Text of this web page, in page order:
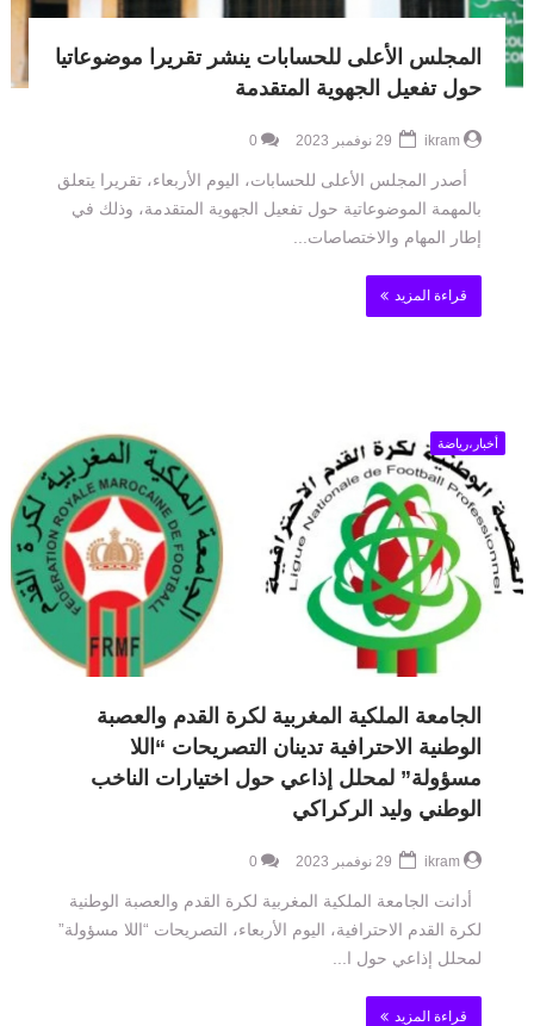
المجلس الأعلى للحسابات ينشر تقريرا موضوعاتيا
حول تفعيل الجهوية المتقدمة
ikram
0
أصدر المجلس الأعلى للحسابات، اليوم الأربعاء، تقريرا يتعلق
بالمهمة الموضوعاتية حول تفعيل الجهوية المتقدمة، وذلك في
إطار المهام والاختصاصات...
قراءة المزيد
أخبار،رياضة
الجامعة الملكية المغربية لكرة القدم والعصبة
الوطنية الاحترافية تدينان التصريحات “اللا
مسؤولة” لمحلل إذاعي حول اختيارات الناخب
الوطني وليد الركراكي
ikram
0
أدانت الجامعة الملكية المغربية لكرة القدم والعصبة الوطنية
لكرة القدم الاحترافية، اليوم الأربعاء، التصريحات “اللا مسؤولة”
لمحلل إذاعي حول ا...
قراءة المزيد